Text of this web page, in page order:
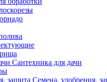
Сантехника для дачи
Семена, удобрения,